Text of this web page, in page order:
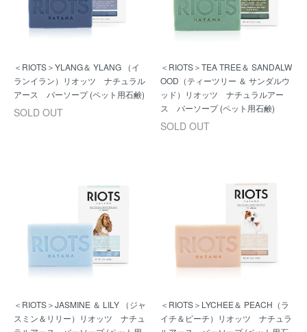
＜RIOTS＞YLANG＆ YLANG （イ
ランイラン）リオッツ ナチュラル
アース バーソープ (ペット用石鹸)
SOLD OUT
＜RIOTS＞TEA TREE＆ SANDALW
OOD（ティーツリー ＆ サンダルウ
ッド）リオッツ ナチュラルアー
ス バーソープ (ペット用石鹸)
SOLD OUT
＜RIOTS＞JASMINE ＆ LILY （ジャ
スミン＆リリー）リオッツ ナチュ
＜RIOTS＞LYCHEE＆ PEACH（ラ
イチ＆ピーチ）リオッツ ナチュラ